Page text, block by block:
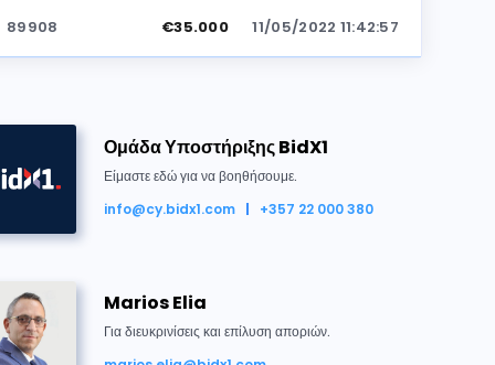
89908 €35.000 11/05/2022 11:42:57
€33.000 11/05/2022 11:42:02
€32.000 11/05/2022 11:41:23
89590 €30.000 11/05/2022 11:38:14
Ομάδα Υποστήριξης BidX1
Είμαστε εδώ για να βοηθήσουμε.
info@cy.bidx1.com
+357 22 000 380
Marios Elia
Για διευκρινίσεις και επίλυση αποριών.